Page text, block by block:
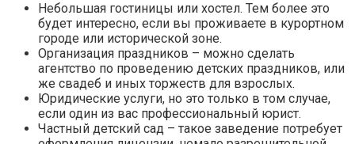
Небольшая гостиницы или хостел. Тем более это
будет интересно, если вы проживаете в курортном
городе или исторической зоне.
Организация праздников – можно сделать
агентство по проведению детских праздников, или
же свадеб и иных торжеств для взрослых.
Юридические услуги, но это только в том случае,
если один из вас профессиональный юрист.
Частный детский сад – такое заведение потребует